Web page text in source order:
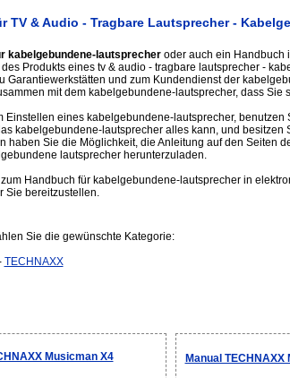
TV & Audio - Tragbare Lautsprecher -
kabelgebundene-lautsprecheroder auch ein Handbuch
Produkts eines tv & audio - tragbare lautsprecher -
Garantiewerkstätten und zum Kundendienst der
mit dem kabelgebundene-lautsprecher, dass Sie
Einstellen eines kabelgebundene-lautsprecher,
kabelgebundene-lautsprecher alles kann, und
haben Sie die Möglichkeit, die Anleitung auf den Seiten
lautsprecher herunterzuladen.
Handbuch für kabelgebundene-lautsprecher in
Sie bereitzustellen.
Sie die gewünschte Kategorie:
TECHNAXX
Musicman X4
Manual